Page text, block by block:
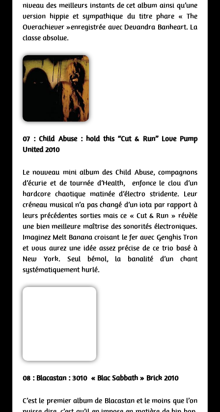
niveau des meilleurs instants de cet album ainsi qu’une
version hippie et sympathique du titre phare « The
Overachiever »enregistrée avec Devandra Banheart. La
classe absolue.
07 : Child Abuse : hold this “Cut & Run” Love Pump
United 2010
Le nouveau mini album des Child Abuse, compagnons
d’écurie et de tournée d’Health, enfonce le clou d’un
hardcore chaotique matinée d’électro stridente. Leur
créneau musical n’a pas changé d’un iota par rapport à
leurs précédentes sorties mais ce « Cut & Run » révèle
une bien meilleure maîtrise des sonorités électroniques.
Imaginez Melt Banana croisant le fer avec Genghis Tron
et vous aurez une idée assez précise de ce trio basé à
New York. Seul bémol, la banalité d’un chant
systématiquement hurlé.
08 : Blacastan : 3010 « Blac Sabbath » Brick 2010
C’est le premier album de Blacastan et le moins que l’on